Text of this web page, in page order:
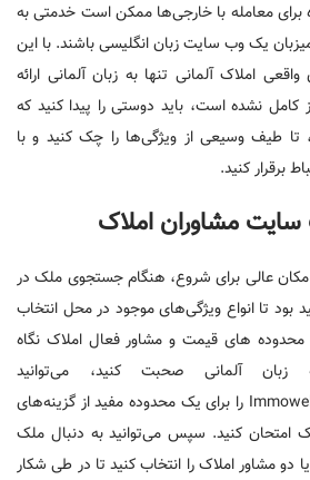
برای معامله با خارجی‌ها ممکن است خدمتی به
یک وب سایت زبان انگلیسی باشند. با این
املاک آلمانی تنها به زبان آلمانی ارائه
نشده است، باید دوستی را پیدا کنید که
تا طیف وسیعی از ویژگی‌ها را چک کنید و با
برقرار کنید.
مشاوران املاک
عالی برای شروع، هنگام جستجوی ملک در
بود تا انواع ویژگی‌های موجود در محل انتخاب
محدوده ‌های قیمت و مشاور فعال املاک نگاه
زبان آلمانی صحبت کنید، می‌توانید
²Immobilienscout24 یا Immowelt³ را برای یک محدوده مفید از گزینه‌های
امتحان کنید. سپس می‌توانید به دنبال ملک
دو مشاور املاک را انتخاب کنید تا در طی شکار